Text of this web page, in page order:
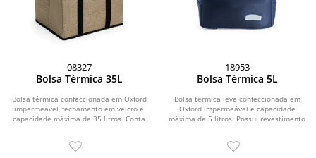
08327
Bolsa Térmica 35L
Bolsa térmica confeccionada em Oxford
impermeável, fechamento em velcro e
capacidade máxima de 35 litros. Conta
18953
Bolsa Térmica 5L
Bolsa térmica leve confeccionada em
Oxford impermeável e capacidade
máxima de 5 litros. Possui revestimento